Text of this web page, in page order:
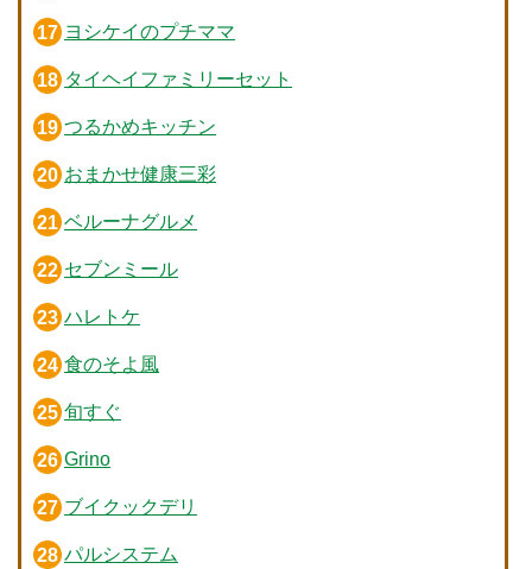
ヨシケイのプチママ
タイヘイファミリーセット
つるかめキッチン
おまかせ健康三彩
ベルーナグルメ
セブンミール
ハレトケ
食のそよ風
旬すぐ
Grino
ブイクックデリ
パルシステム